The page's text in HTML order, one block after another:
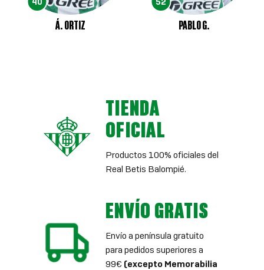
Á. ORTIZ PABLO G.
TIENDA
OFICIAL
Productos 100% oficiales del
Real Betis Balompié.
ENVÍO GRATIS
Envío a península gratuito
para pedidos superiores a
99€ (excepto Memorabilia